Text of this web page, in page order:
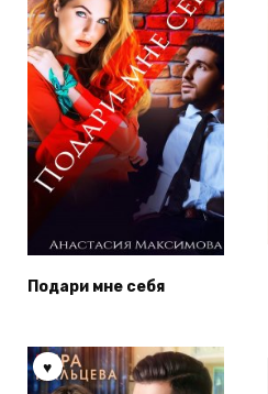
Подари мне себя